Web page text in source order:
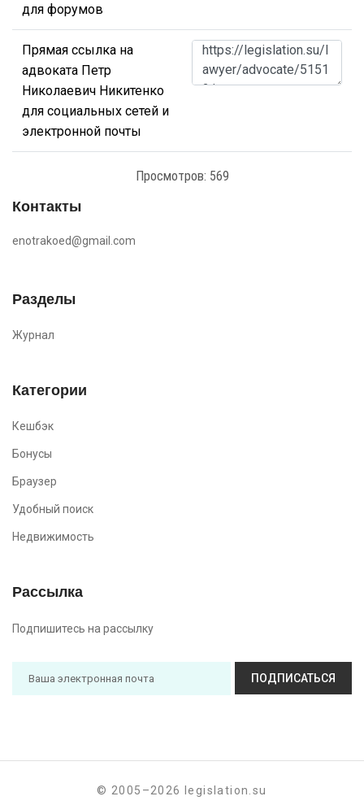
для форумов
Прямая ссылка на
адвоката Петр
Николаевич Никитенко
для социальных сетей и
электронной почты
Просмотров: 569
Контакты
enotrakoed@gmail.com
Разделы
Журнал
Категории
Кешбэк
Бонусы
Браузер
Удобный поиск
Недвижимость
Рассылка
Подпишитесь на рассылку
ПОДПИСАТЬСЯ
© 2005–2026 legislation.su